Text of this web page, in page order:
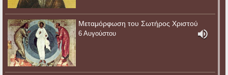
Μεταμόρφωση του Σωτήρος Χριστού
6 Αυγούστου